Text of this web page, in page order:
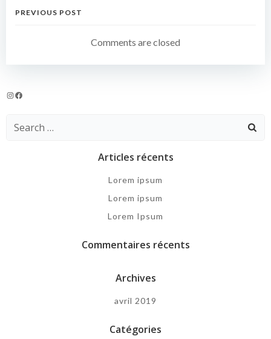
Navigation
l’article
PREVIOUS POST
Comments are closed
Instagram
Facebook
Search
Articles récents
Lorem ipsum
Lorem ipsum
Lorem Ipsum
Commentaires récents
Archives
avril 2019
Catégories